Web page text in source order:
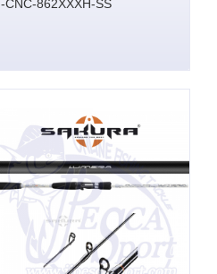
-CNC-862XXXH-SS